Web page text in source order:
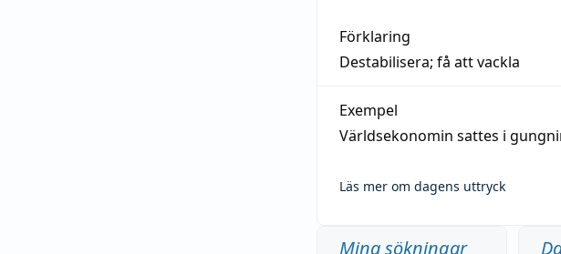
Förklaring
Destabilisera; få att vackla
Exempel
Världsekonomin sattes i
Läs mer om dagens uttryck
Mina sökningar